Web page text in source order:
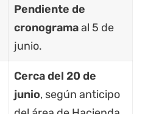
Pendiente de
cronogramaal 5 de
junio.
Cerca del 20 de
junio, según anticipo